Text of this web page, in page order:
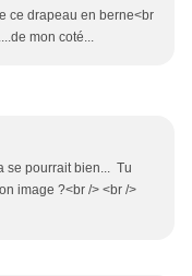
ce drapeau en berne<br
mon coté...
se pourrait bien... Tu
image ?<br /> <br />